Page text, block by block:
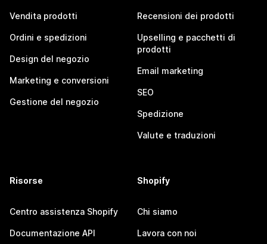
Vendita prodotti
Ordini e spedizioni
Design del negozio
Marketing e conversioni
Gestione del negozio
Recensioni dei prodotti
Upselling e pacchetti di
prodotti
Email marketing
SEO
Spedizione
Valute e traduzioni
Risorse
Centro assistenza Shopify
Documentazione API
Shopify
Chi siamo
Lavora con noi